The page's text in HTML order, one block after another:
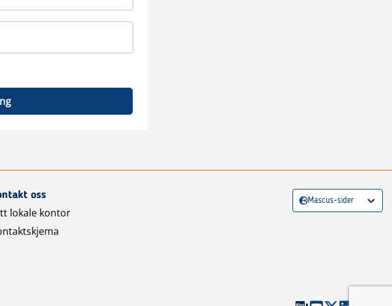
oss
lokale kontor
Mascus-sider